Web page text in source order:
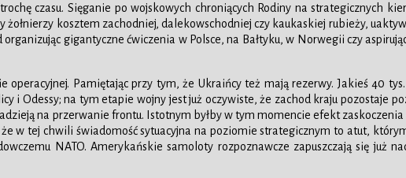
czasu. Sięganie po wojskowych chroniących Rodiny na strategicznych
kosztem zachodniej, dalekowschodniej czy kaukaskiej rubieży,
gigantyczne ćwiczenia w Polsce, na Bałtyku, w Norwegii czy
Pamiętając przy tym, że Ukraińcy też mają rezerwy. Jakieś 40
i Odessy; na tym etapie wojny jest już oczywiste, że zachod kraju pozostaje
na przerwanie frontu. Istotnym byłby w tym momencie efekt
w tej chwili świadomość sytuacyjna na poziomie strategicznym to atut,
NATO. Amerykańskie samoloty rozpoznawcze zapuszczają się już